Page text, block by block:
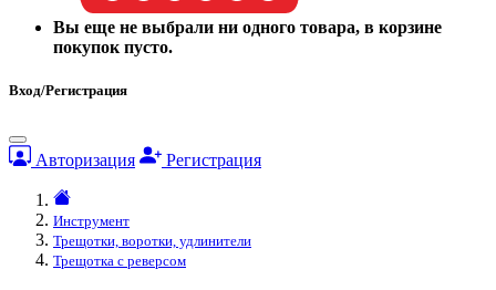
Вы еще не выбрали ни одного товара, в корзине
покупок пусто.
Вход/Регистрация
Авторизация Регистрация
Инструмент
Трещотки, воротки, удлинители
Трещотка с реверсом